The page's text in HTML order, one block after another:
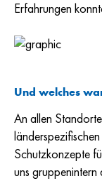
Erfahrungen
Und welches
An allen
Schutzkonzepte
uns gruppenintern